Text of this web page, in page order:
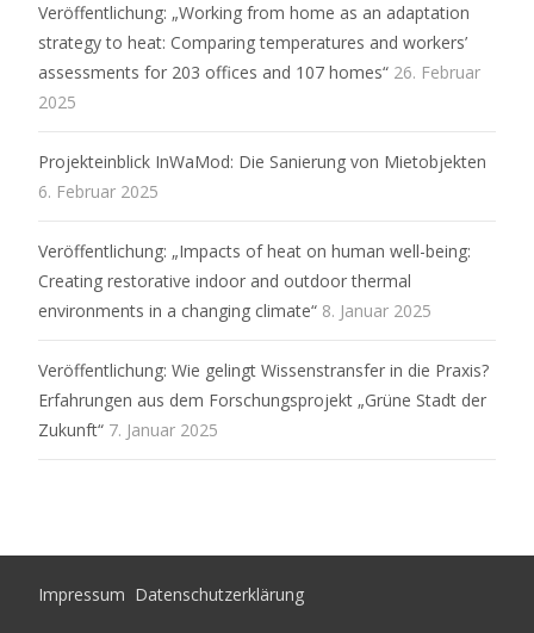
Veröffentlichung: „Working from home as an adaptation
strategy to heat: Comparing temperatures and workers’
assessments for 203 offices and 107 homes“ 26. Februar
2025
Projekteinblick InWaMod: Die Sanierung von Mietobjekten
6. Februar 2025
Veröffentlichung: „Impacts of heat on human well-being:
Creating restorative indoor and outdoor thermal
environments in a changing climate“ 8. Januar 2025
Veröffentlichung: Wie gelingt Wissenstransfer in die Praxis?
Erfahrungen aus dem Forschungsprojekt „Grüne Stadt der
Zukunft“ 7. Januar 2025
Impressum Datenschutzerklärung